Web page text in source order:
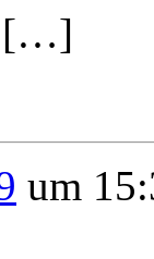
[…]
um